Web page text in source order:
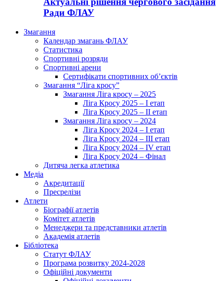
Ради ФЛАУ
Змагання
Календар змагань ФЛАУ
Статистика
Спортивні розряди
Спортивні арени
Сертифікати спортивних об’єктів
Змагання “Ліга кросу”
Змагання Ліга кросу – 2025
Ліга Кросу 2025 – I етап
Ліга Кросу 2025 – II етап
Змагання Ліга кросу – 2024
Ліга Кросу 2024 – I етап
Ліга Кросу 2024 – III етап
Ліга Кросу 2024 – IV етап
Ліга Кросу 2024 – Фінал
Дитяча легка атлетика
Медіа
Акредитації
Пресрелізи
Атлети
Біографії атлетів
Комітет атлетів
Менеджери та представники атлетів
Академія атлетів
Бібліотека
Статут ФЛАУ
Програма розвитку 2024-2028
Офіційні документи